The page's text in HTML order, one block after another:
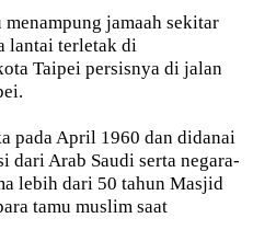
jamaah sekitar
lantai terletak di
Taipei persisnya di jalan
pada April 1960 dan didanai
dari Arab Saudi serta negara-
lebih dari 50 tahun Masjid
tamu muslim saat